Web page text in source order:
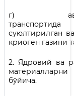
г)
транспортида
суюлтирилган
криоген газини
2. Ядровий ва
бўйича.